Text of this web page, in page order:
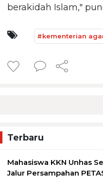
berakidah Islam,"
#kementerian
Terbaru
Mahasiswa KKN Unhas
Jalur Persampahan